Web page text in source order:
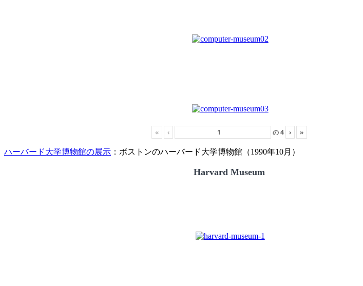
« ‹ の4 › »
ハーバード大学博物館の展示 ：ボストンのハーバード大学博物館（1990年10月）
Harvard Museum